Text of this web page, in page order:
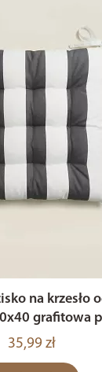
na krzesło
grafitowa
35,99 zł